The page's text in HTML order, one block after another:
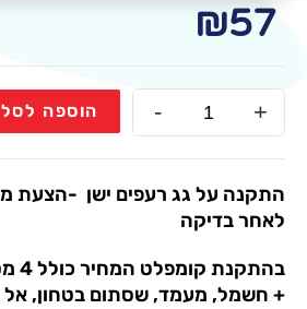
₪57
- + הוספה לסל
התקנה על גג רעפים ישן -הצעת
לאחר בדיקה
+ חשמל, מעמד, שסתום בטחון, אל